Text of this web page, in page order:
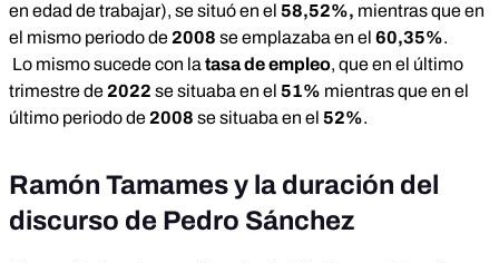
en edad de trabajar), se situó en el 58,52%, mientras que en
el mismo periodode 2008 se emplazaba en el 60,35%.
Lo mismo sucede con la tasa de empleo, que en el último
trimestrede 2022 se situaba en el 51% mientras que en el
último periodode 2008 se situaba en el 52%.
Ramón Tamames y la duración del
discurso de Pedro Sánchez